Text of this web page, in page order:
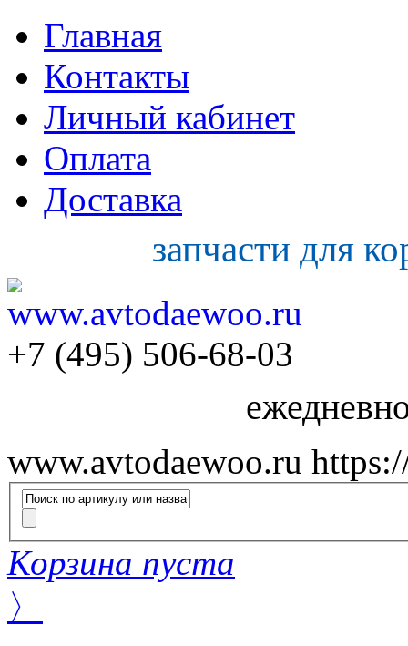
Главная
Контакты
Личный кабинет
Оплата
Доставка
запчасти для
+7 (495) 506-68-03
www.avtodaewoo.ru
Корзина пуста
〉